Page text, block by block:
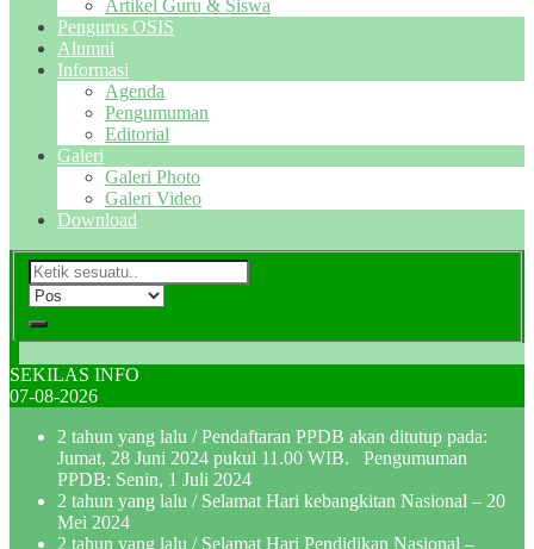
Artikel Guru & Siswa
Pengurus OSIS
Alumni
Informasi
Agenda
Pengumuman
Editorial
Galeri
Galeri Photo
Galeri Video
Download
SEKILAS INFO
07-08-2026
2 tahun yang lalu / Pendaftaran PPDB akan ditutup pada:
Jumat, 28 Juni 2024 pukul 11.00 WIB. Pengumuman
PPDB: Senin, 1 Juli 2024
2 tahun yang lalu / Selamat Hari kebangkitan Nasional – 20
Mei 2024
2 tahun yang lalu / Selamat Hari Pendidikan Nasional –